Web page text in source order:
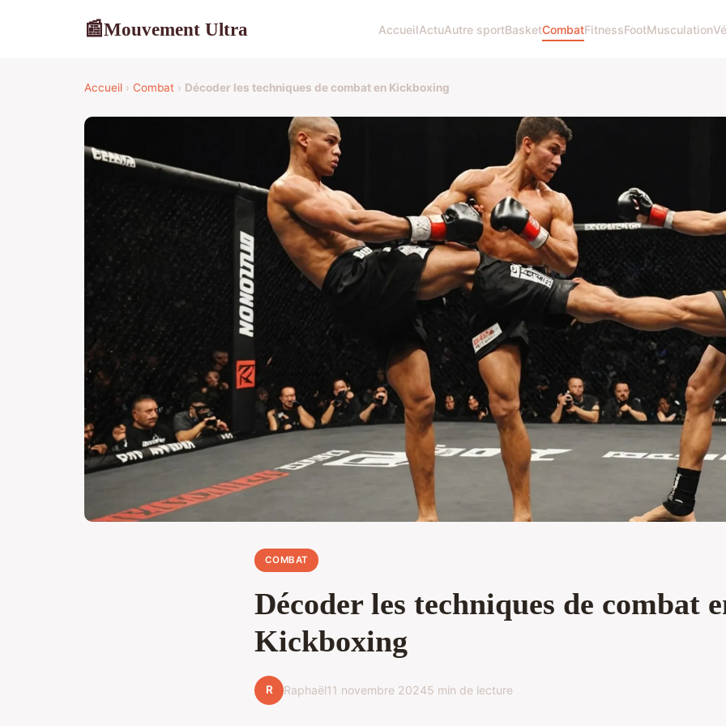
📰Mouvement Ultra AccueilActuAutre sportBasketCombatFitnessFootMusculation
Accueil › Combat › Décoder les techniques de combat en Kickboxing
COMBAT
Décoder les techniques de combat
Kickboxing
R Raphaël11 novembre 20245 min de lecture